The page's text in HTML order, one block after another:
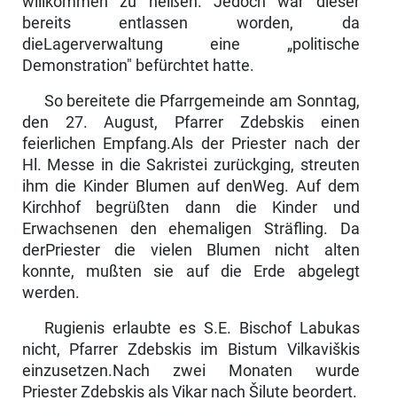
bereits entlassen worden, da
dieLagerverwaltung eine „politische
Demonstration" befürchtet hatte.
So bereitete die Pfarrgemeinde am Sonntag,
den 27. August, Pfarrer Zdebskis einen
feierlichen Empfang.Als der Priester nach der
Hl. Messe in die Sakristei zurückging, streuten
ihm die Kinder Blumen auf denWeg. Auf dem
Kirchhof begrüßten dann die Kinder und
Erwachsenen den ehemaligen Sträfling. Da
derPriester die vielen Blumen nicht alten
konnte, mußten sie auf die Erde abgelegt
werden.
Rugienis erlaubte es S.E. Bischof Labukas
nicht, Pfarrer Zdebskis im Bistum Vilkaviškis
einzusetzen.Nach zwei Monaten wurde
Priester Zdebskis als Vikar nach Šilute beordert.